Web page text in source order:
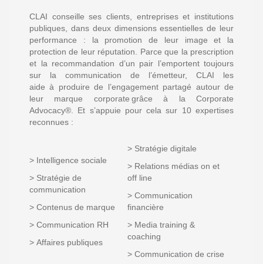
CLAI conseille ses clients, entreprises et institutions
publiques, dans deux dimensions essentielles de leur
performance : la promotion de leur image et la
protection de leur réputation. Parce que la prescription
et la recommandation d’un pair l’emportent toujours
sur la communication de l’émetteur, CLAI les
aide à produire de l’engagement partagé autour de
leur marque corporate grâce à la Corporate
Advocacy®. Et s’appuie pour cela sur 10 expertises
reconnues :
> Intelligence sociale
> Stratégie de
communication
> Contenus de marque
> Communication RH
> Affaires publiques
> Stratégie digitale
> Relations médias on et
off line
> Communication
financière
> Media training &
coaching
> Communication de crise